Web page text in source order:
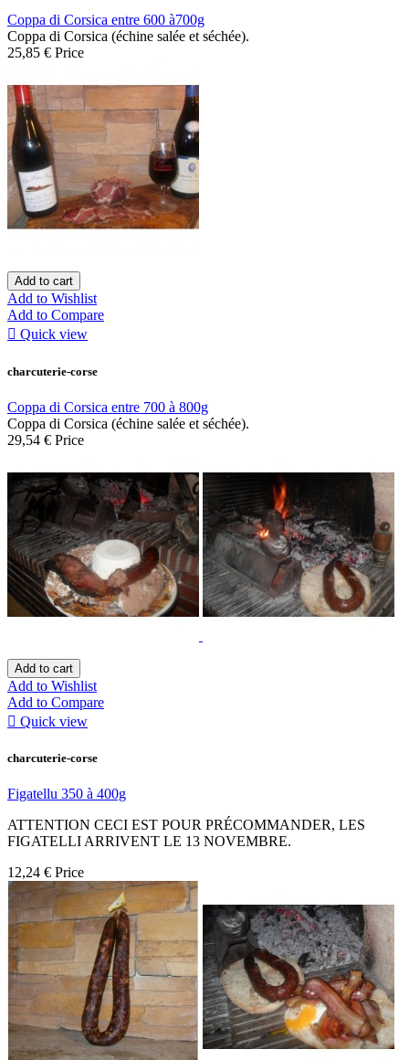
Coppa di Corsica entre 600 à700g
Coppa di Corsica (échine salée et séchée).
25,85 € Price
Add to cart
Add to Wishlist
Add to Compare
 Quick view
charcuterie-corse
Coppa di Corsica entre 700 à 800g
Coppa di Corsica (échine salée et séchée).
29,54 € Price
Add to cart
Add to Wishlist
Add to Compare
 Quick view
charcuterie-corse
Figatellu 350 à 400g
ATTENTION CECI EST POUR PRÉCOMMANDER, LES
FIGATELLI ARRIVENT LE 13 NOVEMBRE.
12,24 € Price